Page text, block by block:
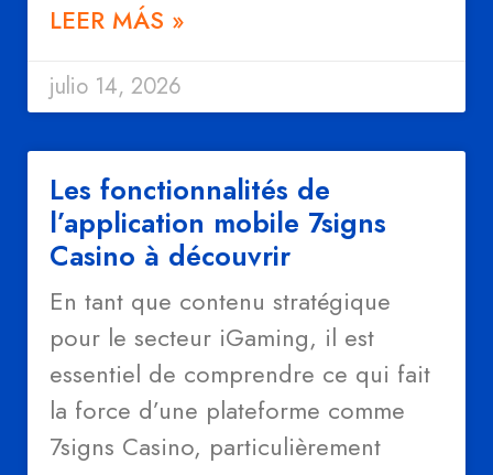
LEER MÁS »
julio 14, 2026
Les fonctionnalités de
l’application mobile 7signs
Casino à découvrir
En tant que contenu stratégique
pour le secteur iGaming, il est
essentiel de comprendre ce qui fait
la force d’une plateforme comme
7signs Casino, particulièrement